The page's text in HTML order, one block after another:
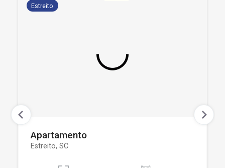
Estreito
Apartamento
Estreito, SC